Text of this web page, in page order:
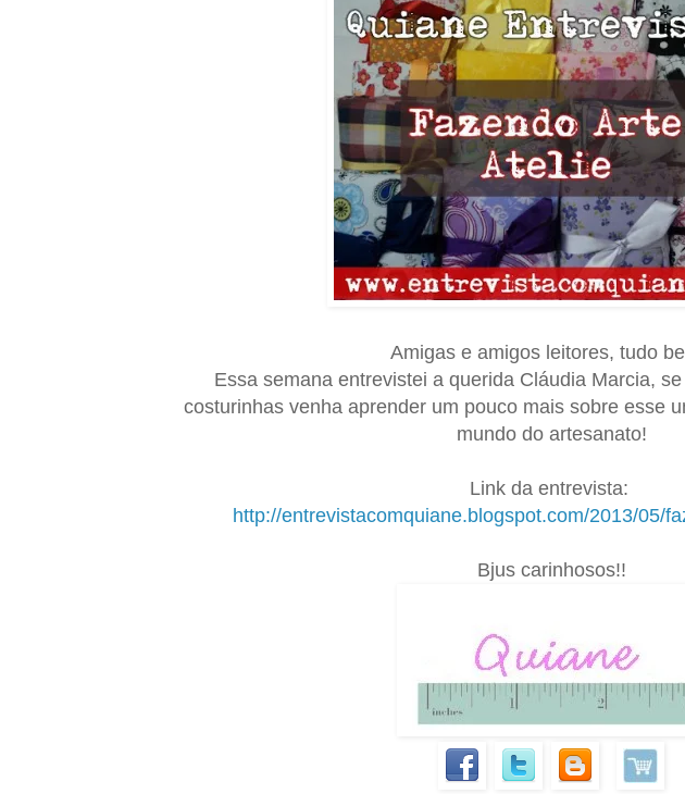
Amigas e amigos leitores, tudo
Essa semana entrevistei a querida Cláudia Marcia,
costurinhas venha aprender um pouco mais sobre esse
mundo do artesanato!
Link da entrevista:
http://entrevistacomquiane.blogspot.com/2013/05/
Bjus carinhosos!!